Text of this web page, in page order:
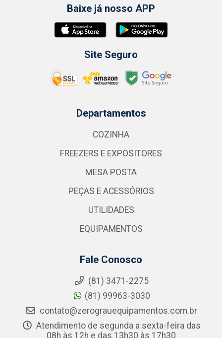
Baixe já nosso APP
Site Seguro
Departamentos
COZINHA
FREEZERS E EXPOSITORES
MESA POSTA
PEÇAS E ACESSÓRIOS
UTILIDADES
EQUIPAMENTOS
Fale Conosco
(81) 3471-2275
(81) 99963-3030
contato@zerograuequipamentos.com.br
Atendimento de segunda a sexta-feira das
08h às 12h e das 13h30 às 17h30